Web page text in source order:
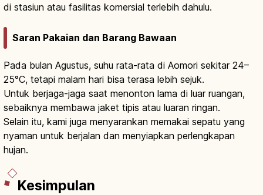
di stasiun atau fasilitas komersial terlebih dahulu.
Saran Pakaian dan Barang Bawaan
Pada bulan Agustus, suhu rata-rata di Aomori sekitar 24–
25°C, tetapi malam hari bisa terasa lebih sejuk.
Untuk berjaga-jaga saat menonton lama di luar ruangan,
sebaiknya membawa jaket tipis atau luaran ringan.
Selain itu, kami juga menyarankan memakai sepatu yang
nyaman untuk berjalan dan menyiapkan perlengkapan
hujan.
Kesimpulan